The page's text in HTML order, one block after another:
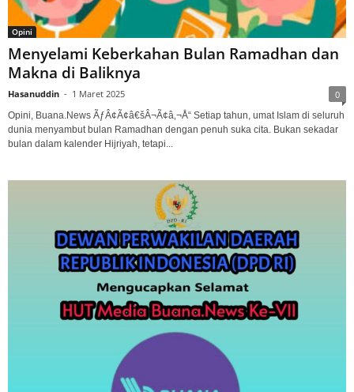
Opini
Menyelami Keberkahan Bulan Ramadhan dan
Makna di Baliknya
Hasanuddin - 1 Maret 2025 0
Opini, Buana.News ÃƒÂ¢Ã¢â€šÂ¬Ã¢â‚¬Å“ Setiap tahun, umat Islam di seluruh
dunia menyambut bulan Ramadhan dengan penuh suka cita. Bukan sekadar
bulan dalam kalender Hijriyah, tetapi...